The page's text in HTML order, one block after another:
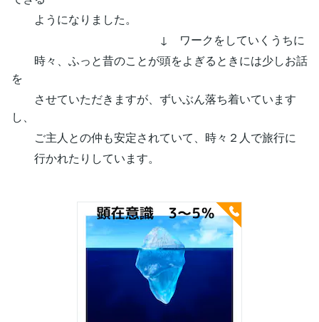
ようになりました。
↓ ワークをしていくうちに
時々、ふっと昔のことが頭をよぎるときには少しお話
を
させていただきますが、ずいぶん落ち着いています
し、
ご主人との仲も安定されていて、時々２人で旅行に
行かれたりしています。